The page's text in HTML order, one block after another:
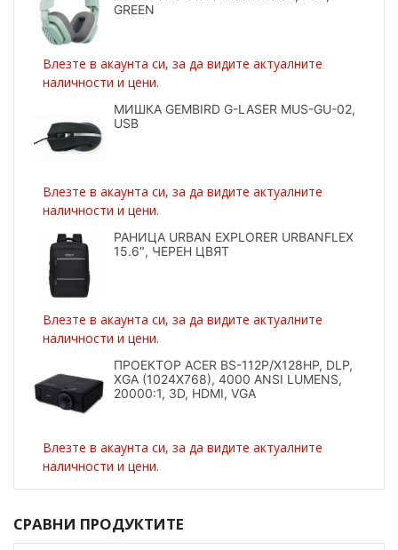
GREEN
Влезте в акаунта си, за да видите актуалните
наличности и цени.
МИШКА GEMBIRD G-LASER MUS-GU-02,
USB
Влезте в акаунта си, за да видите актуалните
наличности и цени.
РАНИЦА URBAN EXPLORER URBANFLEX
15.6″, ЧЕРЕН ЦВЯТ
Влезте в акаунта си, за да видите актуалните
наличности и цени.
ПРОЕКТОР ACER BS-112P/X128HP, DLP,
XGA (1024X768), 4000 ANSI LUMENS,
20000:1, 3D, HDMI, VGA
Влезте в акаунта си, за да видите актуалните
наличности и цени.
СРАВНИ ПРОДУКТИТЕ